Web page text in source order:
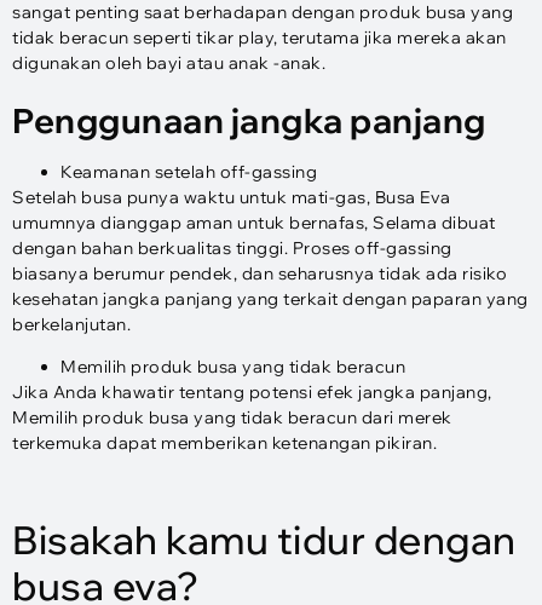
sangat penting saat berhadapan dengan produk busa yang
tidak beracun seperti tikar play, terutama jika mereka akan
digunakan oleh bayi atau anak -anak.
Penggunaan jangka panjang
Keamanan setelah off-gassing
Setelah busa punya waktu untuk mati-gas, Busa Eva
umumnya dianggap aman untuk bernafas, Selama dibuat
dengan bahan berkualitas tinggi. Proses off-gassing
biasanya berumur pendek, dan seharusnya tidak ada risiko
kesehatan jangka panjang yang terkait dengan paparan yang
berkelanjutan.
Memilih produk busa yang tidak beracun
Jika Anda khawatir tentang potensi efek jangka panjang,
Memilih produk busa yang tidak beracun dari merek
terkemuka dapat memberikan ketenangan pikiran.
Bisakah kamu tidur dengan
busa eva?